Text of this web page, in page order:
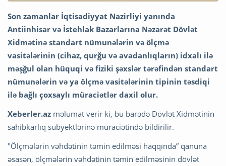
Son zamanlar İqtisadiyyat Nazirliyi yanında
Antiinhisar və İstehlak Bazarlarına Nəzarət Dövlət
Xidmətinə standart nümunələrin və ölçmə
vasitələrinin (cihaz, qurğu və avadanlıqların) idxalı ilə
məşğul olan hüquqi və fiziki şəxslər tərəfindən standart
nümunələrin və ya ölçmə vasitələrinin tipinin təsdiqi
ilə bağlı çoxsaylı müraciətlər daxil olur.
Xeberler.az məlumat verir ki, bu barədə Dövlət Xidmətinin
sahibkarlıq subyektlərinə müraciətində bildirilir.
"Ölçmələrin vəhdətinin təmin edilməsi haqqında” qanuna
əsasən, ölçmələrin vəhdətinin təmin edilməsinin dövlət